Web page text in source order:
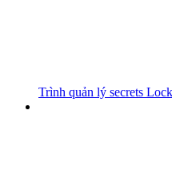
Trình quản lý secrets